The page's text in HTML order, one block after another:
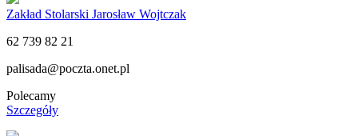
Zakład Stolarski Jarosław Wojtczak
62 739 82 21
palisada@poczta.onet.pl
Polecamy
Szczegóły